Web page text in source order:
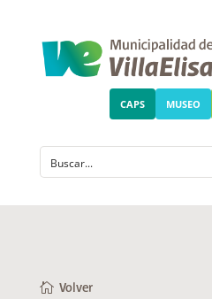
CAPS MUSEO
Volver